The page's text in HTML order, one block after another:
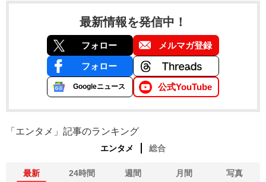
最新情報を発信中！
フォロー メルマガ登録
フォロー
Googleニュース 公式YouTube
「エンタメ」記事のランキング
エンタメ 総合
最新 24時間 週間 月間 写真